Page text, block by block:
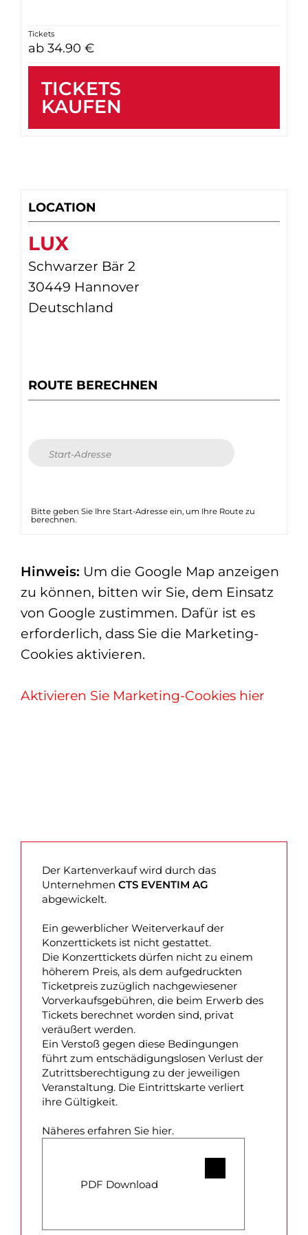
Tickets
ab 34.90 €
TICKETS
KAUFEN
LOCATION
LUX
Schwarzer Bär 2
30449 Hannover
Deutschland
ROUTE BERECHNEN
Bitte geben Sie Ihre Start-Adresse ein, um Ihre Route zu
berechnen.
Hinweis: Um die Google Map anzeigen
zu können, bitten wir Sie, dem Einsatz
von Google zustimmen. Dafür ist es
erforderlich, dass Sie die Marketing-
Cookies aktivieren.
Aktivieren Sie Marketing-Cookies hier
Der Kartenverkauf wird durch das
Unternehmen CTS EVENTIM AG
abgewickelt.
Ein gewerblicher Weiterverkauf der
Konzerttickets ist nicht gestattet.
Die Konzerttickets dürfen nicht zu einem
höherem Preis, als dem aufgedruckten
Ticketpreis zuzüglich nachgewiesener
Vorverkaufsgebühren, die beim Erwerb des
Tickets berechnet worden sind, privat
veräußert werden.
Ein Verstoß gegen diese Bedingungen
führt zum entschädigungslosen Verlust der
Zutrittsberechtigung zu der jeweiligen
Veranstaltung. Die Eintrittskarte verliert
ihre Gültigkeit.
Näheres erfahren Sie hier.
PDF Download